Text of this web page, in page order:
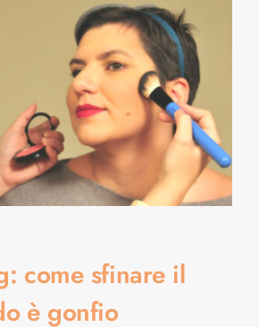
come sfinare il
è gonfio